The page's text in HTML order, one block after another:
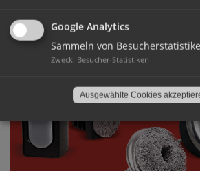
GLEITEN
GERÄUSCHHEMMEND UND
Google Analytics
Sammeln von
Zweck: Besucher-Statistiken
Ausgewählte Cookies